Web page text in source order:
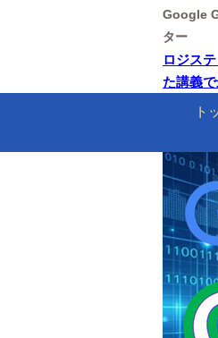
Google
ター
ロジス
た講義
ト